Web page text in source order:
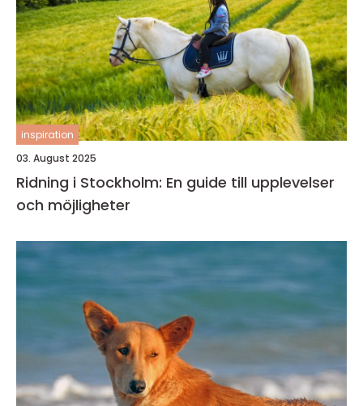
inspiration
03. August 2025
Ridning i Stockholm: En guide till upplevelser
och möjligheter